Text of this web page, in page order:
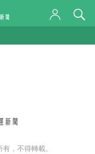
，不得轉載。